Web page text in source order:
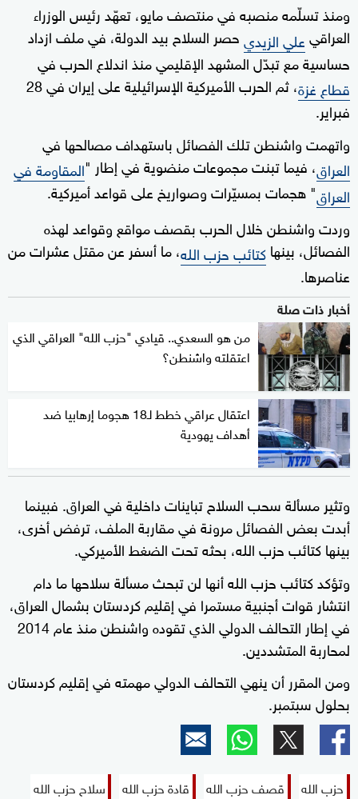
ومنذ تسلّمه منصبه في منتصف مايو، تعهّد رئيس الوزراء
العراقيعلي الزيديحصر السلاح بيد الدولة، في ملف ازداد
حساسية مع تبدّل المشهد الإقليمي منذ اندلاع الحرب في
قطاع غزة
، ثم الحرب الأميركية الإسرائيلية على إيران في 28
فبراير.
واتهمت واشنطن تلك الفصائل باستهداف مصالحها في
العراق، فيما تبنت مجموعات منضوية في إطار "المقاومة في
العراق" هجمات بمسيّرات وصواريخ على قواعد أميركية.
وردت واشنطن خلال الحرب بقصف مواقع وقواعد لهذه
الفصائل، بينهاكتائب حزب الله، ما أسفر عن مقتل عشرات من
عناصرها.
أخبار ذات صلة
من هو السعدي.. قيادي "حزب الله" العراقي الذي
اعتقلته واشنطن؟
اعتقال عراقي خطط لـ18 هجوما إرهابيا ضد
أهداف يهودية
وتثير مسألة سحب السلاح تباينات داخلية في العراق. فبينما
أبدت بعض الفصائل مرونة في مقاربة الملف، ترفض أخرى،
بينها كتائب حزب الله، بحثه تحت الضغط الأميركي.
وتؤكد كتائب حزب الله أنها لن تبحث مسألة سلاحها ما دام
انتشار قوات أجنبية مستمرا في إقليم كردستان بشمال العراق،
في إطار التحالف الدولي الذي تقوده واشنطن منذ عام 2014
لمحاربة المتشددين.
ومن المقرر أن ينهي التحالف الدولي مهمته في إقليم كردستان
بحلول سبتمبر.
حزب الله قصف حزب الله قادة حزب الله
سلاح حزب الله